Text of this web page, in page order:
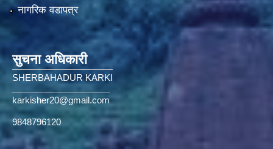
नागरिक वडापत्र
सुचना अधिकारी
SHERBAHADUR KARKI
karkisher20@gmail.com
9848796120